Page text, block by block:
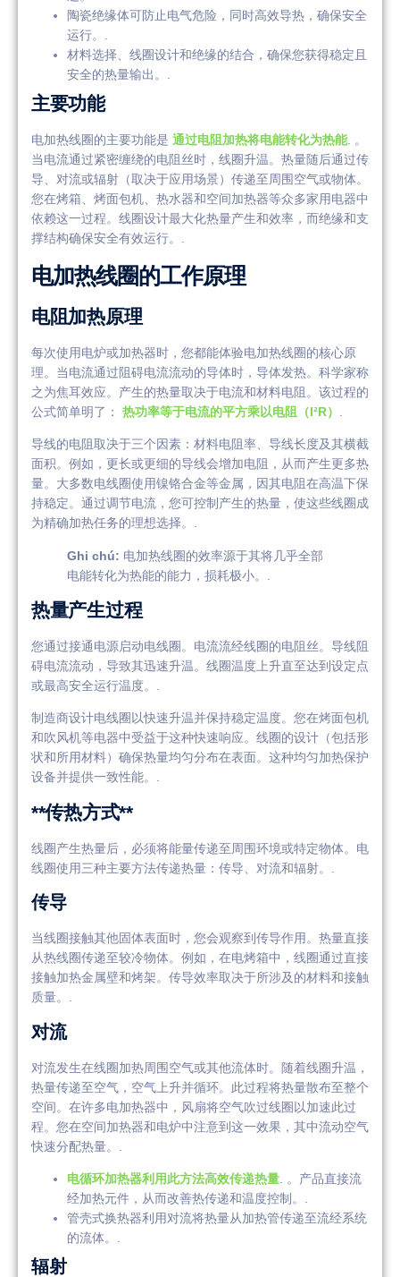
陶瓷绝缘体可防止电气危险，同时高效导热，确保安全
运行。.
材料选择、线圈设计和绝缘的结合，确保您获得稳定且
安全的热量输出。.
主要功能
电加热线圈的主要功能是 通过电阻加热将电能转化为热能. 。
当电流通过紧密缠绕的电阻丝时，线圈升温。热量随后通过传
导、对流或辐射（取决于应用场景）传递至周围空气或物体。
您在烤箱、烤面包机、热水器和空间加热器等众多家用电器中
依赖这一过程。线圈设计最大化热量产生和效率，而绝缘和支
撑结构确保安全有效运行。.
电加热线圈的工作原理
电阻加热原理
每次使用电炉或加热器时，您都能体验电加热线圈的核心原
理。当电流通过阻碍电流流动的导体时，导体发热。科学家称
之为焦耳效应。产生的热量取决于电流和材料电阻。该过程的
公式简单明了： 热功率等于电流的平方乘以电阻（I²R）
导线的电阻取决于三个因素：材料电阻率、导线长度及其横截
面积。例如，更长或更细的导线会增加电阻，从而产生更多热
量。大多数电线圈使用镍铬合金等金属，因其电阻在高温下保
持稳定。通过调节电流，您可控制产生的热量，使这些线圈成
为精确加热任务的理想选择。.
Ghi chú: 电加热线圈的效率源于其将几乎全部
电能转化为热能的能力，损耗极小。.
热量产生过程
您通过接通电源启动电线圈。电流流经线圈的电阻丝。导线阻
碍电流流动，导致其迅速升温。线圈温度上升直至达到设定点
或最高安全运行温度。.
制造商设计电线圈以快速升温并保持稳定温度。您在烤面包机
和吹风机等电器中受益于这种快速响应。线圈的设计（包括形
状和所用材料）确保热量均匀分布在表面。这种均匀加热保护
设备并提供一致性能。.
**传热方式**
线圈产生热量后，必须将能量传递至周围环境或特定物体。电
线圈使用三种主要方法传递热量：传导、对流和辐射。.
传导
当线圈接触其他固体表面时，您会观察到传导作用。热量直接
从热线圈传递至较冷物体。例如，在电烤箱中，线圈通过直接
接触加热金属壁和烤架。传导效率取决于所涉及的材料和接触
质量。.
对流
对流发生在线圈加热周围空气或其他流体时。随着线圈升温，
热量传递至空气，空气上升并循环。此过程将热量散布至整个
空间。在许多电加热器中，风扇将空气吹过线圈以加速此过
程。您在空间加热器和电炉中注意到这一效果，其中流动空气
快速分配热量。.
电循环加热器利用此方法高效传递热量 . 。产品直接流
经加热元件，从而改善热传递和温度控制。.
管壳式换热器利用对流将热量从加热管传递至流经系统
的流体。.
辐射